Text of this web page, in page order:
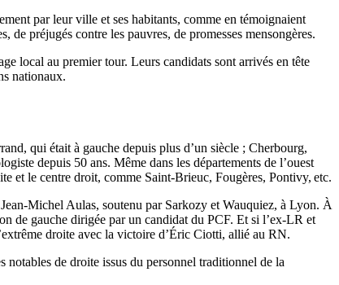
par leur ville et ses habitants, comme en témoignaient
préjugés contre les pauvres, de promesses mensongères.
local au premier tour. Leurs candidats sont arrivés en tête
nationaux.
qui était à gauche depuis plus d’un siècle ; Cherbourg,
depuis 50 ans. Même dans les départements de l’ouest
et le centre droit, comme Saint-Brieuc, Fougères, Pontivy, etc.
Michel Aulas, soutenu par Sarkozy et Wauquiez, à Lyon. À
de gauche dirigée par un candidat du PCF. Et si l’ex-LR et
droite avec la victoire d’Éric Ciotti, allié au RN.
notables de droite issus du personnel traditionnel de la